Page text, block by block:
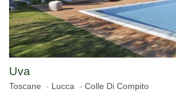
Uva
Toscane Lucca Colle Di Compito